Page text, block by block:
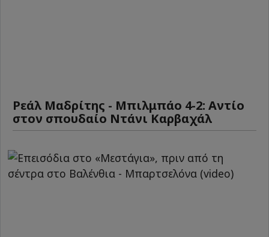
Ρεάλ Μαδρίτης - Μπιλμπάο 4-2: Αντίο
στον σπουδαίο Ντάνι Καρβαχάλ